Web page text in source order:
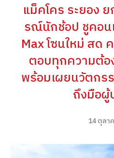
แม็คโคร ระยอง
รณ์นักช้อป ชูคอน
Max โซนใหม่ สด
ตอบทุกความต้อ
พร้อมเผยนวัตกร
ถึงมือผู้
14 ตุลา